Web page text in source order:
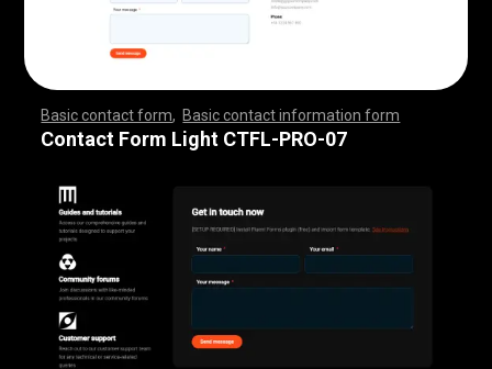
Basic contact form Basic contact information form
,,,,,,,,,,,,,,,,,,,,, ,,,,,,,,,,,,,,,,,,,,,,,,,,,,,,,,,,
,,,,,,,,,,,,,,,,,,,,, ,,,,,,,,,,,,,,,,,,,,,,,,,,,
Contact Form Light CTFL-PRO-07